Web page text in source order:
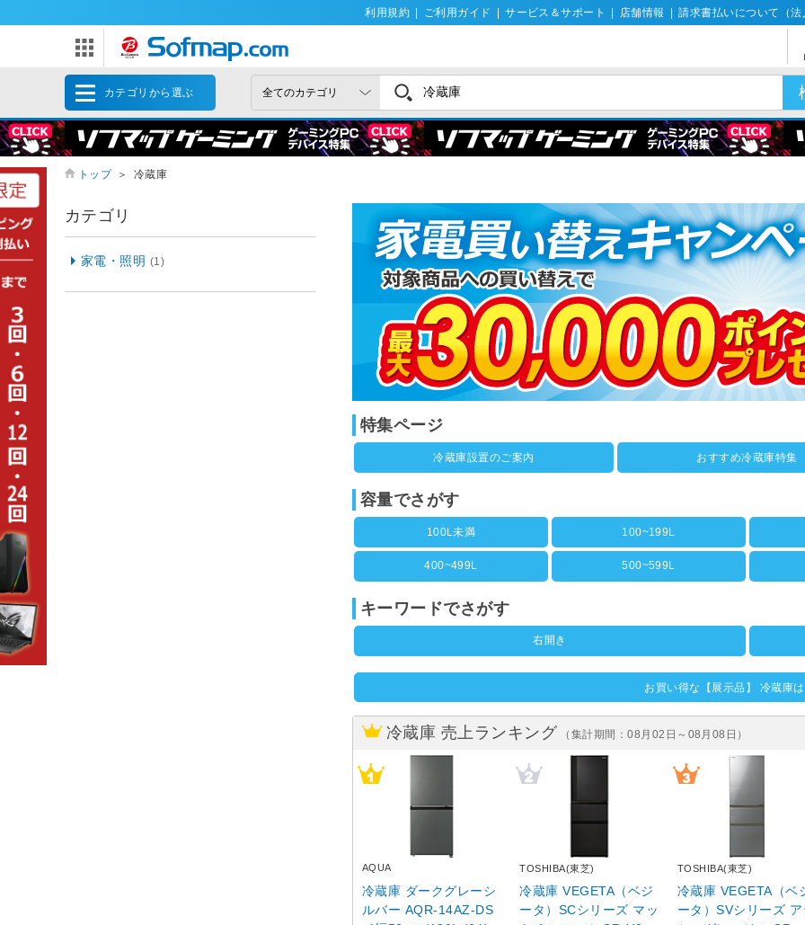
利用規約 ご利用ガイド サービス＆サポート 店舗情報 請求書払いについて（法
カテゴリから選ぶ
トップ ＞ 冷蔵庫
特集ページ
冷蔵庫設置のご案内 おすすめ冷蔵庫特集
容量でさがす
100L未満 100~199L
400~499L 500~599L
キーワードでさがす
右開き
お買い得な【展示品】 冷蔵庫
冷蔵庫 売上ランキング （集計期間：08月02日～08月08日）
AQUA
冷蔵庫 ダークグレーシ
ルバー AQR-14AZ-DS
TOSHIBA(東芝)
冷蔵庫 VEGETA（ベジ
ータ）SCシリーズ マッ
TOSHIBA(東芝)
冷蔵庫 VEGETA（ベ
ータ）SVシリーズ ア
カテゴリ
家電・照明 (1)